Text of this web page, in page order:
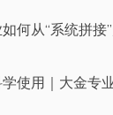
何从“系统拼接
使用｜大金专